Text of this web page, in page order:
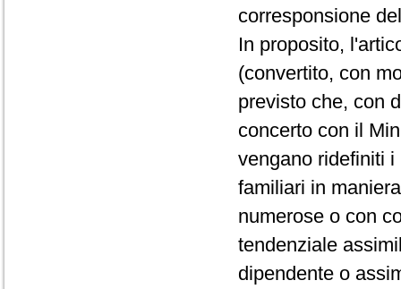
corresponsione
In proposito,
(convertito, con
previsto che, con
concerto con il
vengano ridefiniti
familiari in
numerose o con
tendenziale
dipendente o